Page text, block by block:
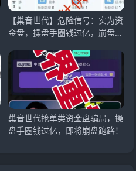
【巢音世代】危险信号：实为资
金盘，操盘手圈钱过亿，崩盘跑
巢音世代抢单类资金盘骗局，操
盘手圈钱过亿，即将崩盘跑路！